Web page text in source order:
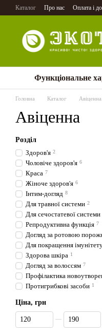
Перейти до основного
Каталог Про нас Оплата і
Функціональне
Головна Каталог Авіценна
Авіценна
Розділ
Здоров'я 2
Чоловіче здоров'я 6
Краса 7
Жіноче здоров'я 6
Інтим-догляд 8
Для травної системи 2
Для сечостатевої системи
Репродуктивна функція 7
Догляд за ротовою
Для покращення
Здорова шкіра 1
Догляд за волоссям 7
Профілактика
Протигрибкові засоби 1
Ціна, грн
Від Ціна, грн
До Ціна, грн